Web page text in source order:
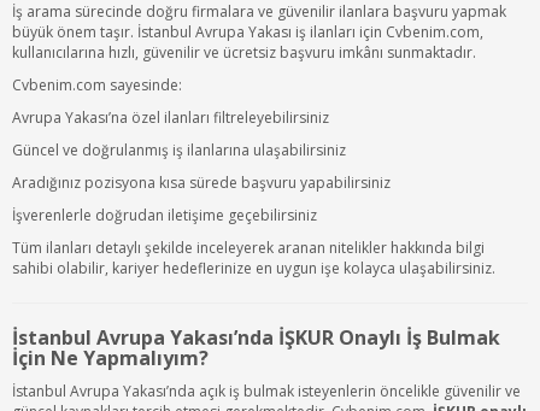
İş arama sürecinde doğru firmalara ve güvenilir ilanlara başvuru yapmak
büyük önem taşır. İstanbul Avrupa Yakası iş ilanları için Cvbenim.com,
kullanıcılarına hızlı, güvenilir ve ücretsiz başvuru imkânı sunmaktadır.
Cvbenim.com sayesinde:
Avrupa Yakası’na özel ilanları filtreleyebilirsiniz
Güncel ve doğrulanmış iş ilanlarına ulaşabilirsiniz
Aradığınız pozisyona kısa sürede başvuru yapabilirsiniz
İşverenlerle doğrudan iletişime geçebilirsiniz
Tüm ilanları detaylı şekilde inceleyerek aranan nitelikler hakkında bilgi
sahibi olabilir, kariyer hedeflerinize en uygun işe kolayca ulaşabilirsiniz.
İstanbul Avrupa Yakası’nda İŞKUR Onaylı İş Bulmak
İçin Ne Yapmalıyım?
İstanbul Avrupa Yakası’nda açık iş bulmak isteyenlerin öncelikle güvenilir ve